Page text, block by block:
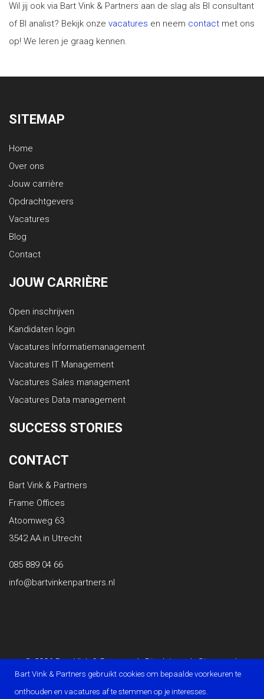
Wil jij ook via Bart Vink & Partners aan de slag als BI consultant
of BI analist? Bekijk onze vacatures en neem contact met ons
op! We leren je graag kennen.
SITEMAP
Home
Over ons
Jouw carrière
Opdrachtgevers
Vacatures
Blog
Contact
JOUW CARRIÈRE
Open inschrijven
Kandidaten login
Vacatures Informatiemanagement
Vacatures IT Management
Vacatures Sales management
Vacatures Data management
SUCCESS STORIES
CONTACT
Bart Vink & Partners
Frame Offices
Atoomweg 63
3542 AA in Utrecht
085 889 04 66
info@bartvinkenpartners.nl
© 2026 Bart Vink & Partners | Disclaimer | Sitemap |
Privacy Statement | Powered by OTYS
Bart Vink & Partners gebruikt cookies om bepaalde voorkeuren te
onthouden en vacatures af te stemmen op je interesses.